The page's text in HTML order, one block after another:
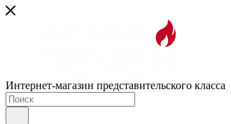
Интернет-магазин представительского класса